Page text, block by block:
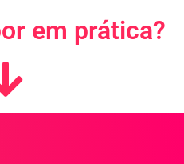
em prática?